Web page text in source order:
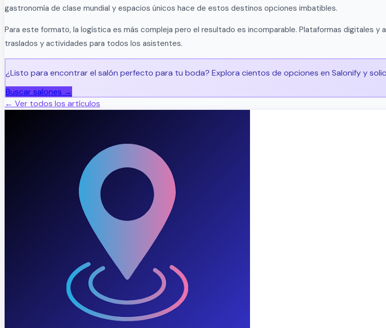
gastronomía de clase mundial y espacios únicos hace de estos destinos opciones imbatibles.
Para este formato, la logística es más compleja pero el resultado es incomparable. Plataformas digitales
traslados y actividades para todos los asistentes.
¿Listo para encontrar el salón perfecto para tu boda? Explora cientos de opciones en Salonify y
Buscar salones →
← Ver todos los artículos